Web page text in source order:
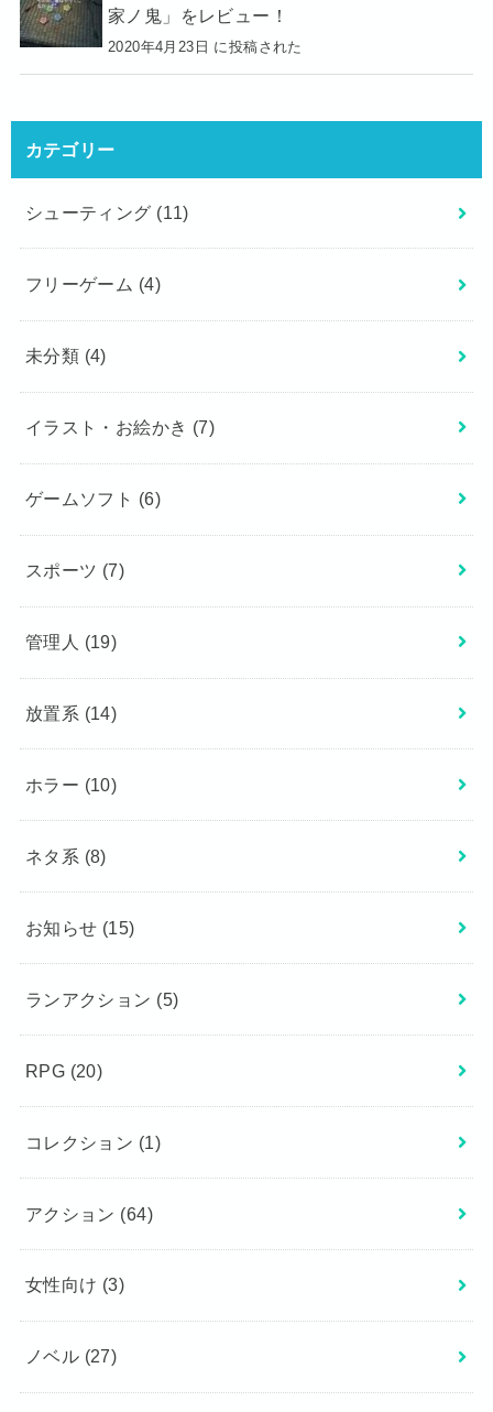
家ノ鬼」をレビュー！
2020年4月23日 に投稿された
カテゴリー
シューティング (11)
フリーゲーム (4)
未分類 (4)
イラスト・お絵かき (7)
ゲームソフト (6)
スポーツ (7)
管理人 (19)
放置系 (14)
ホラー (10)
ネタ系 (8)
お知らせ (15)
ランアクション (5)
RPG (20)
コレクション (1)
アクション (64)
女性向け (3)
ノベル (27)